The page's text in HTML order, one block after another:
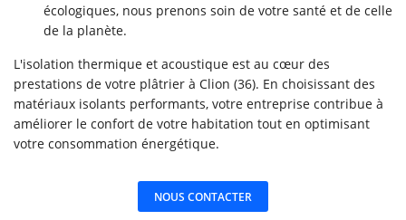
écologiques, nous prenons soin de votre santé et de celle
de la planète.
L'isolation thermique et acoustique est au cœur des
prestations de votre plâtrier à Clion (36). En choisissant des
matériaux isolants performants, votre entreprise contribue à
améliorer le confort de votre habitation tout en optimisant
votre consommation énergétique.
NOUS CONTACTER